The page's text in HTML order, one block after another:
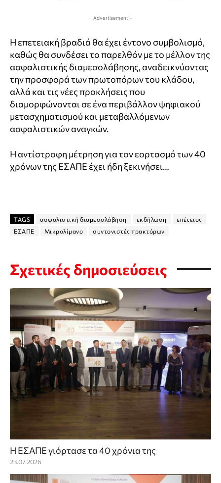
- Advertisement -
Η επετειακή βραδιά θα έχει έντονο συμβολισμό,
καθώς θα συνδέσει το παρελθόν με το μέλλον της
ασφαλιστικής διαμεσολάβησης, αναδεικνύοντας
την προσφορά των πρωτοπόρων του κλάδου,
αλλά και τις νέες προκλήσεις που
διαμορφώνονται σε ένα περιβάλλον ψηφιακού
μετασχηματισμού και μεταβαλλόμενων
ασφαλιστικών αναγκών.
Η αντίστροφη μέτρηση για τον εορτασμό των 40
χρόνων της ΕΣΑΠΕ έχει ήδη ξεκινήσει…
TAGS ασφαλιστική διαμεσολάβηση εκδήλωση
επέτειος
ΕΣΑΠΕ
Μικρολίμανο συντονιστές πρακτόρων
Σχετικές δημοσιεύσεις
Η ΕΣΑΠΕ γιόρτασε τα 40 χρόνια της
23.07.2026